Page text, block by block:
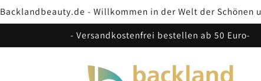
Backlandbeauty.de - Willkommen in der Welt der Schönen
- Versandkostenfrei bestellen ab 50 Euro-